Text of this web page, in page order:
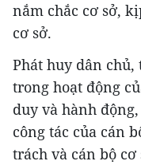
nắm chắc cơ sở,
cơ sở.
Phát huy dân
trong hoạt động
duy và hành
công tác của cán
trách và cán bộ cơ